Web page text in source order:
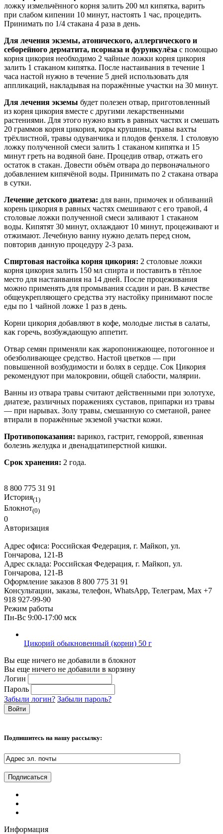
ложку измельчённого корня залить 200 мл кипятка, варить
при слабом кипении 10 минут, настоять 1 час, процедить.
Принимать по 1/4 стакана 4 раза в день.
Для лечения экземы, атонического, аллергического и
себорейного дерматита, псориаза и фурункулёза с помощью
корня цикория необходимо 2 чайные ложки корня цикория
залить 1 стаканом кипятка. После настаивания в течение 1
часа настой нужно в течение 5 дней использовать для
аппликаций, накладывая на поражённые участки на 30 минут.
Для лечения экземы будет полезен отвар, приготовленный
из корня цикория вместе с другими лекарственными
растениями. Для этого нужно взять в равных частях и смешать
20 граммов корня цикория, коры крушины, травы вахты
трёхлистной, травы одуванчика и плодов фенхеля. 1 столовую
ложку полученной смеси залить 1 стаканом кипятка и 15
минут греть на водяной бане. Процедив отвар, отжать его
остаток в стакан. Довести объём отвара до первоначального
добавлением кипячёной воды. Принимать по 2 стакана отвара
в сутки.
Лечение детского диатеза: для ванн, примочек и обливаний
корень цикория в равных частях смешивают с его травой, 4
столовые ложки полученной смеси заливают 1 стаканом
воды. Кипятят 30 минут, охлаждают 10 минут, процеживают и
отжимают. Лечебную ванну нужно делать перед сном,
повторив данную процедуру 2-3 раза.
Спиртовая настойка корня цикория: 2 столовые ложки
корня цикория залить 150 мл спирта и поставить в тёплое
место для настаивания на 14 дней. После процеживания
можно применять для промывания ссадин и ран. В качестве
общеукрепляющего средства эту настойку принимают после
еды по 1 чайной ложке 1 раз в день.
Корни цикория добавляют в кофе, молодые листья в салаты,
как горечь, возбуждающую аппетит.
Отвар семян применяли как жаропонижающее, потогонное и
обезболивающее средство. Настой цветков — при
повышенной возбудимости и болях в сердце. Сок Цикория
рекомендуют при малокровии, общей слабости, малярии.
Ванны из отвара травы считают действенными при золотухе,
диатезе, различных поражениях суставов, припарки из травы
— при нарывах. Золу травы, смешанную со сметаной, ранее
втирали в поражённые экземой участки кожи.
Противопоказания: варикоз, гастрит, геморрой, язвенная
болезнь желудка и двенадцатиперстной кишки.
Срок хранения: 2 года.
8 800 775 31 91
История(1)
Блокнот(0)
0
Авторизация
Адрес офиса: Российская Федерация, г. Майкоп, ул.
Гончарова, 121-В
Адрес склада: Российская Федерация, г. Майкоп, ул.
Гончарова, 121-В
Оформление заказов 8 800 775 31 91
Консультации, заказы, телефон, WhatsApp, Телеграм, Мах +7
918 927-99-90
Режим работы
Пн-Вс 9:00-17:00 мск
Цикорий обыкновенный (корни) 50 г
Вы еще ничего не добавили в блокнот
Вы еще ничего не добавили в корзину
Логин
Пароль
Забыли логин? Забыли пароль?
Подпишитесь на нашу рассылку:
Информация